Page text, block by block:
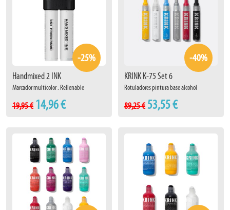
-25%
Handmixed 2 INK
Marcador multicolor . Rellenable
19,95 € 14,96 €
-40%
KRINK K-75 Set 6
Rotuladores pintura base alcohol
89,25 € 53,55 €